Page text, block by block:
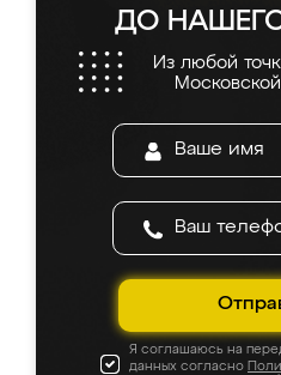
ДО
Из любой
Я соглашаюсь на
данных согласно